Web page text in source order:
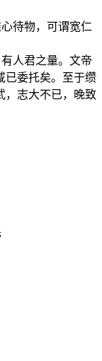
待物，可谓宽仁
人君之量。文帝
已委托矣。至于缵
，志大不已，晚致